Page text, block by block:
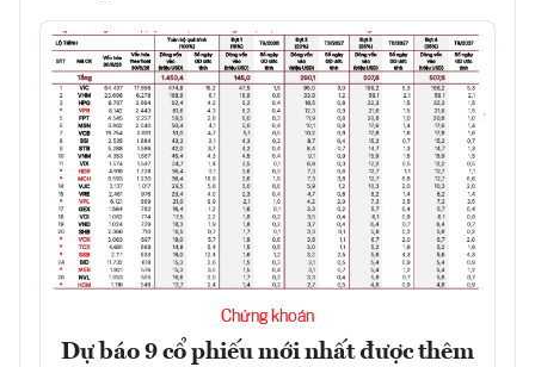
Chứng khoán
Dự báo 9 cổ phiếu mới nhất được thêm